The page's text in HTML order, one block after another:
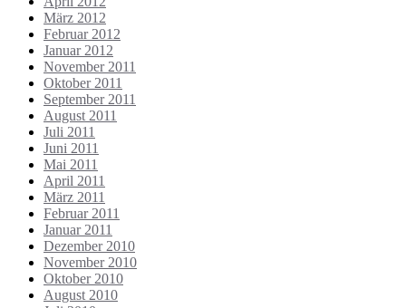
März 2012
Februar 2012
Januar 2012
November 2011
Oktober 2011
September 2011
August 2011
Juli 2011
Juni 2011
Mai 2011
April 2011
März 2011
Februar 2011
Januar 2011
Dezember 2010
November 2010
Oktober 2010
August 2010